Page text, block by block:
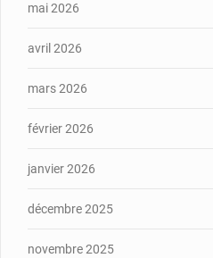
mai 2026
avril 2026
mars 2026
février 2026
janvier 2026
décembre 2025
novembre 2025